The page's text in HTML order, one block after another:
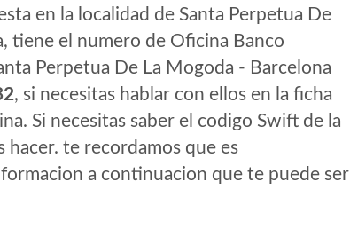
en la localidad de Santa Perpetua De
tiene el numero de Oficina Banco
Perpetua De La Mogoda - Barcelona
, si necesitas hablar con ellos en la ficha
Si necesitas saber el codigo Swift de la
hacer. te recordamos que es
a continuacion que te puede ser